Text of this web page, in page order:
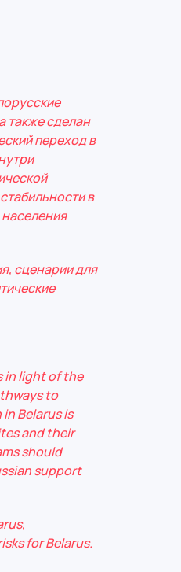
также сделан
переход в
в
сценарии для
in light of the
to
Belarus is
and their
should
support
for Belarus.